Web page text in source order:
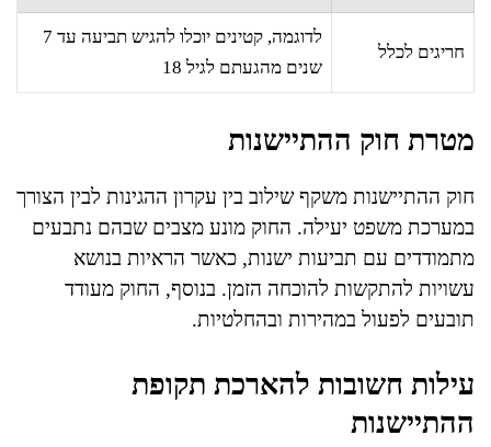
חריגים לכלל
לדוגמה, קטינים יוכלו להגיש תביעה עד 7
שנים מהגעתם לגיל 18
מטרת חוק ההתיישנות
חוק ההתיישנות משקף שילוב בין עקרון ההגינות לבין הצורך
במערכת משפט יעילה. החוק מונע מצבים שבהם נתבעים
מתמודדים עם תביעות ישנות, כאשר הראיות בנושא
עשויות להתקשות להוכחה הזמן. בנוסף, החוק מעודד
תובעים לפעול במהירות ובהחלטיות.
עילות חשובות להארכת תקופת
ההתיישנות